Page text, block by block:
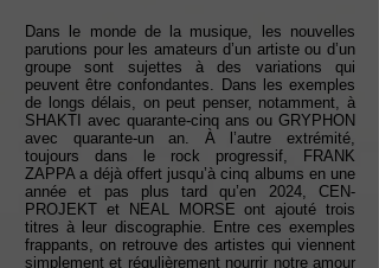
Dans le monde de la musique, les nouvelles
parutions pour les amateurs d’un artiste ou d’un
groupe sont sujettes à des variations qui
peuvent être confondantes. Dans les exemples
de longs délais, on peut penser, notamment, à
SHAKTI avec quarante-cinq ans ou GRYPHON
avec quarante-un an. À l’autre extrémité,
toujours dans le rock progressif, FRANK
ZAPPA a déjà offert jusqu’à cinq albums en une
année et pas plus tard qu’en 2024, CEN-
PROJEKT et NEAL MORSE ont ajouté trois
titres à leur discographie. Entre ces exemples
frappants, on retrouve des artistes qui viennent
simplement et régulièrement nourrir notre amour